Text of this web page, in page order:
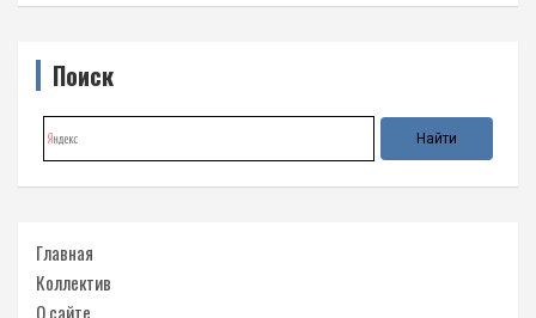
Поиск
Главная
Коллектив
О сайте